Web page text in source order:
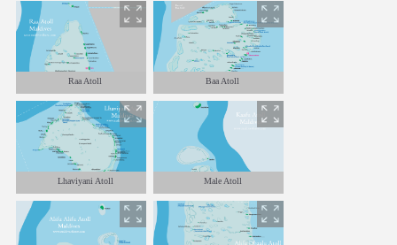
Raa Atoll Baa Atoll
Lhaviyani Atoll Male Atoll